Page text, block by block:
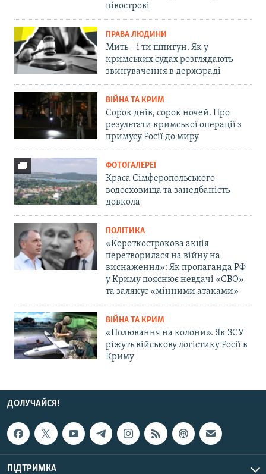
півострові
ПРАВА ЛЮДИНИ
Мить – і ти шпигун. Як у
кримських судах розглядають
звинувачення в держзраді
ВІЙНА ТА КРИМ
Сорок днів, сорок ночей. Про
результати кримської операції з
примусу Росії до миру
ФОТОГАЛЕРЕЇ
Краса Сімферопольського
водосховища та занедбаність
довкола
ПОЛІТИКА
«Короткострокова акція
перетворилася на війну на
виснаження»: Як пропаганда РФ
у Криму пояснює невдачі «СВО»
та залякує «мінними атаками»
ВІЙНА ТА КРИМ
«Полювання на колони». Як ЗСУ
ріжуть військову логістику Росії в
Криму
ДОЛУЧАЙСЯ!
ПІДТРИМКА